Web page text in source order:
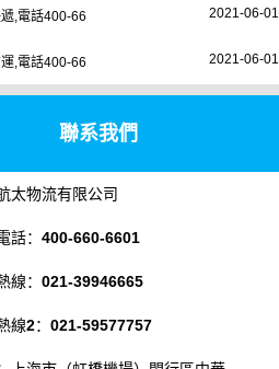
,電話400-66 2021-06-01
,電話400-66 2021-06-01
聯系我們
太物流有限公司
話：400-660-6601
線：021-39946665
線2：021-59577757